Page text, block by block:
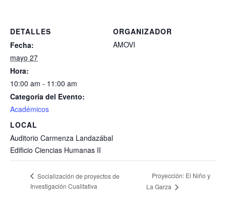
DETALLES
Fecha:
mayo 27
Hora:
10:00 am - 11:00 am
Categoría del Evento:
Académicos
LOCAL
Auditorio Carmenza Landazábal
Edificio Ciencias Humanas II
ORGANIZADOR
AMOVI
Socialización de proyectos de
Investigación Cualitativa
Proyección: El Niño y
La Garza